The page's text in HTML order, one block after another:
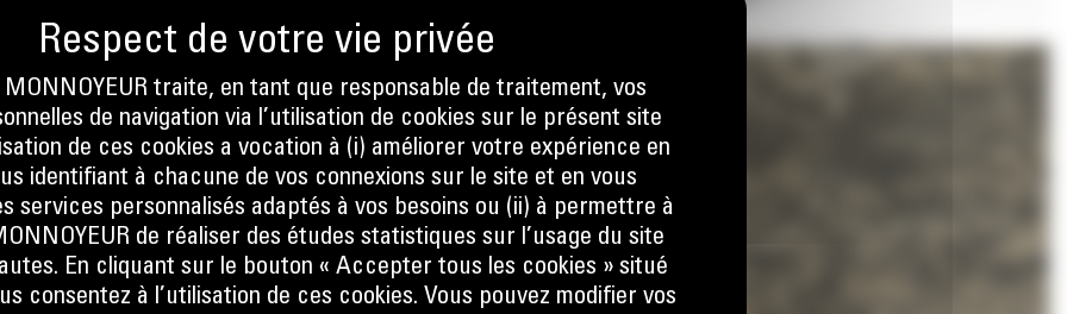
que
la
MONNOYEUR traite, en tant que responsable de traitement, vos
de navigation via l’utilisation de cookies sur le présent site
de ces cookies a vocation à (i) améliorer votre expérience en
identifiant à chacune de vos connexions sur le site et en vous
services personnalisés adaptés à vos besoins ou (ii) à permettre à
de réaliser des études statistiques sur l’usage du site
En cliquant sur le bouton « Accepter tous les cookies » situé
consentez à l’utilisation de ces cookies. Vous pouvez modifier vos